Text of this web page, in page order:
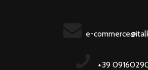
e-
+39